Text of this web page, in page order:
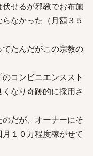
せるが邪教でお布施
なかった（月額３５
たんだがこの宗教の
コンビニエンススト
なり奇跡的に採用さ
だが、オーナーにそ
１０万程度稼がせて